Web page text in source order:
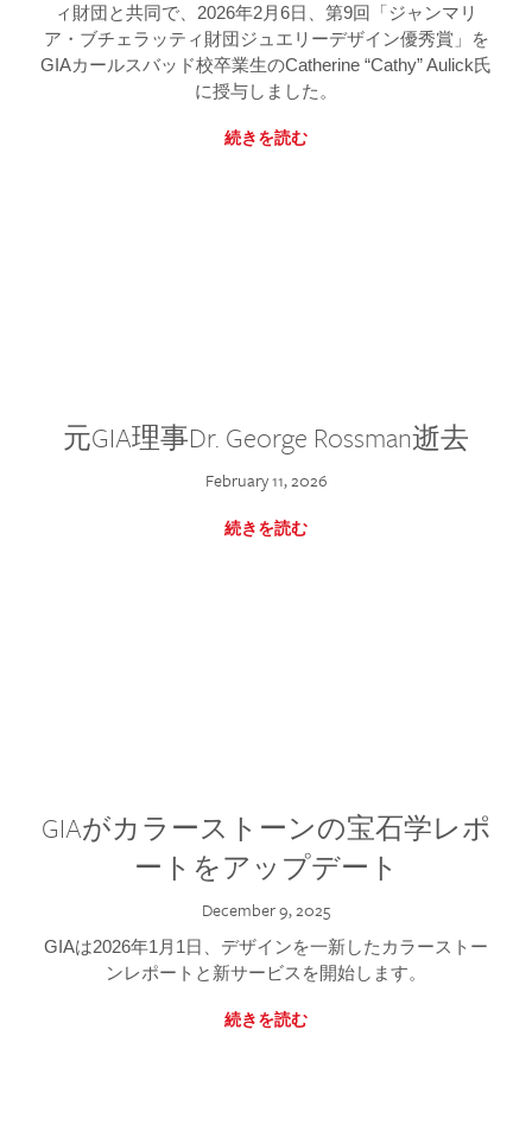
ィ財団と共同で、2026年2月6日、第9回「ジャンマリ
ア・ブチェラッティ財団ジュエリーデザイン優秀賞」を
GIAカールスバッド校卒業生のCatherine “Cathy” Aulick氏
に授与しました。
続きを読む
元GIA理事Dr. George Rossman逝去
February 11, 2026
続きを読む
GIAがカラーストーンの宝石学レポ
ートをアップデート
December 9, 2025
GIAは2026年1月1日、デザインを一新したカラーストー
ンレポートと新サービスを開始します。
続きを読む